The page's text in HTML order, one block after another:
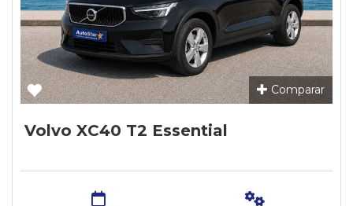
Comparar
Volvo XC40 T2 Essential